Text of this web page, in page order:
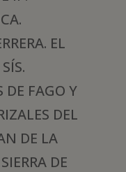
EL
DE FAGO Y
DEL
DE LA
DE